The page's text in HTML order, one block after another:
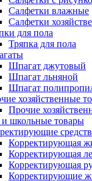
Салфетки влажные
Салфетки
для пола
Тряпка для пола
Шпагат джутовый
Шпагат льняной
Шпагат
хозяйственные
Прочие
школьные товары
Корректирующая
Корректирующая
Корректирующая
Корректирующие